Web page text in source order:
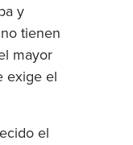
y
tienen
mayor
exige el
el